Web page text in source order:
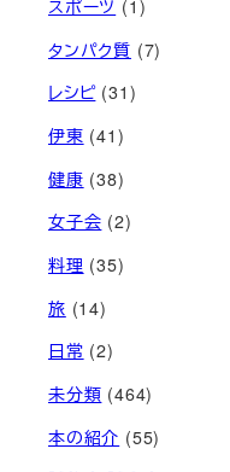
スポーツ (1)
タンパク質 (7)
レシピ(31)
伊東 (41)
健康 (38)
女子会 (2)
料理 (35)
旅 (14)
日常 (2)
未分類 (464)
本の紹介 (55)